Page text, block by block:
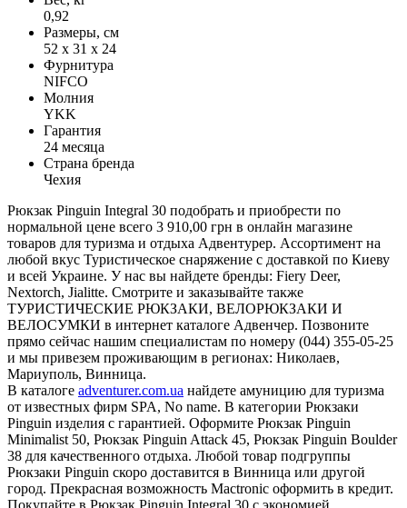
0,92
Размеры, см
52 x 31 x 24
Фурнитура
NIFCO
Молния
YKK
Гарантия
24 месяца
Страна бренда
Чехия
Рюкзак Pinguin Integral 30 подобрать и приобрести по
нормальной цене всего 3 910,00 грн в онлайн магазине
товаров для туризма и отдыха Адвентурер. Ассортимент на
любой вкус Туристическое снаряжение с доставкой по Киеву
и всей Украине. У нас вы найдете бренды: Fiery Deer,
Nextorch, Jialitte. Смотрите и заказывайте также
ТУРИСТИЧЕСКИЕ РЮКЗАКИ, ВЕЛОРЮКЗАКИ И
ВЕЛОСУМКИ в интернет каталоге Адвенчер. Позвоните
прямо сейчас нашим специалистам по номеру (044) 355-05-25
и мы привезем проживающим в регионах: Николаев,
Мариуполь, Винница.
В каталоге adventurer.com.ua найдете амуницию для туризма
от известных фирм SPA, No name. В категории Рюкзаки
Pinguin изделия с гарантией. Оформите Рюкзак Pinguin
Minimalist 50, Рюкзак Pinguin Attack 45, Рюкзак Pinguin Boulder
38 для качественного отдыха. Любой товар подгруппы
Рюкзаки Pinguin скоро доставится в Винница или другой
город. Прекрасная возможность Mactronic оформить в кредит.